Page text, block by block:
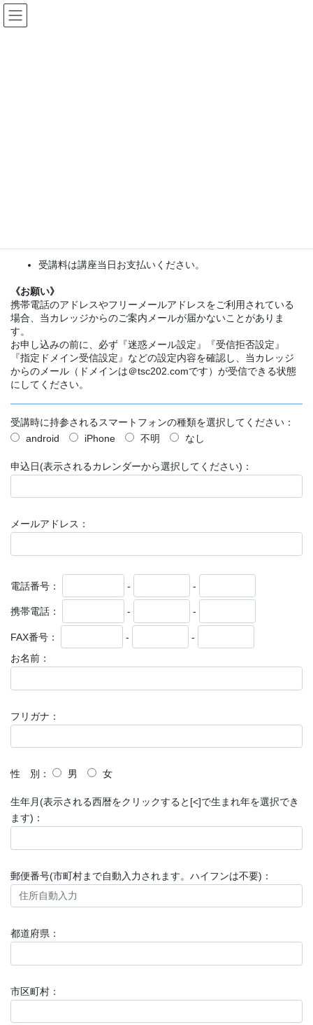
コ
ン
ナ
ビ
受講料は講座当日お支払いください。
《お願い》
携帯電話のアドレスやフリーメールアドレスをご利用されている
場合、当カレッジからのご案内メールが届かないことがありま
す。
お申し込みの前に、必ず『迷惑メール設定』『受信拒否設定』
『指定ドメイン受信設定』などの設定内容を確認し、当カレッジ
からのメール（ドメインは＠tsc202.comです）が受信できる状態
にしてください。
受講時に持参されるスマートフォンの種類を選択してください：
android
iPhone 不明 なし
申込日(表示されるカレンダーから選択してください)：
メールアドレス：
電話番号： - -
携帯電話： - -
FAX番号： -
-
お名前：
フリガナ：
性 別： 男 女
生年月(表示される西暦をクリックすると[<]で生まれ年を選択でき
ます)：
郵便番号(市町村まで自動入力されます。ハイフンは不要)：
都道府県：
市区町村：